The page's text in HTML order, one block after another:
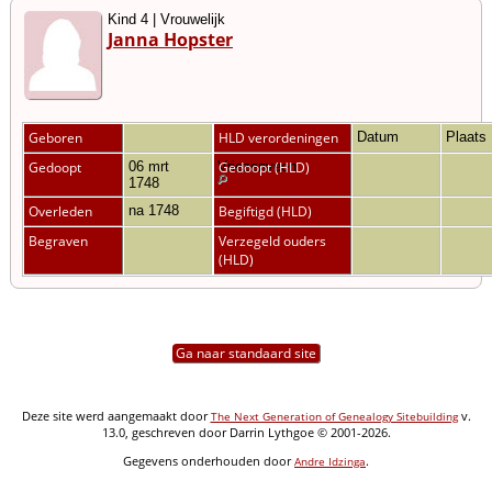
Kind 4 | Vrouwelijk
Janna Hopster
Geboren HLD verordeningen Datum Plaats
Gedoopt
06 mrt
1748
Vriezenveen
Gedoopt (HLD)
Overleden na 1748
Begiftigd (HLD)
Begraven
Verzegeld ouders
(HLD)
Ga naar standaard site
Deze site werd aangemaakt doorThe Next Generation of Genealogy Sitebuildingv.
13.0, geschreven door Darrin Lythgoe © 2001-2026.
Gegevens onderhouden doorAndre Idzinga.